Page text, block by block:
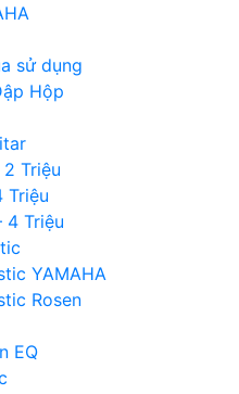
sử dụng
Hộp
Triệu
Triệu
4 Triệu
YAMAHA
Rosen
EQ